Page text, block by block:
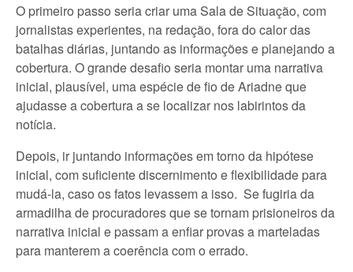
O primeiro passo seria criar uma Sala de Situação, com
jornalistas experientes, na redação, fora do calor das
batalhas diárias, juntando as informações e planejando a
cobertura. O grande desafio seria montar uma narrativa
inicial, plausível, uma espécie de fio de Ariadne que
ajudasse a cobertura a se localizar nos labirintos da
notícia.
Depois, ir juntando informações em torno da hipótese
inicial, com suficiente discernimento e flexibilidade para
mudá-la, caso os fatos levassem a isso. Se fugiria da
armadilha de procuradores que se tornam prisioneiros da
narrativa inicial e passam a enfiar provas a marteladas
para manterem a coerência com o errado.